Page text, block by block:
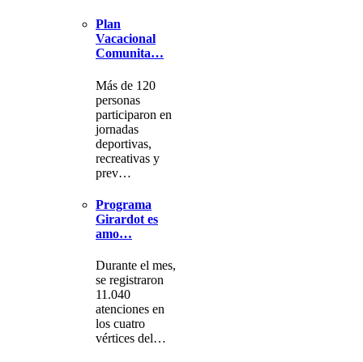
Plan
Vacacional
Comunita…
Más de 120
personas
participaron en
jornadas
deportivas,
recreativas y
prev…
Programa
Girardot es
amo…
Durante el mes,
se registraron
11.040
atenciones en
los cuatro
vértices del…